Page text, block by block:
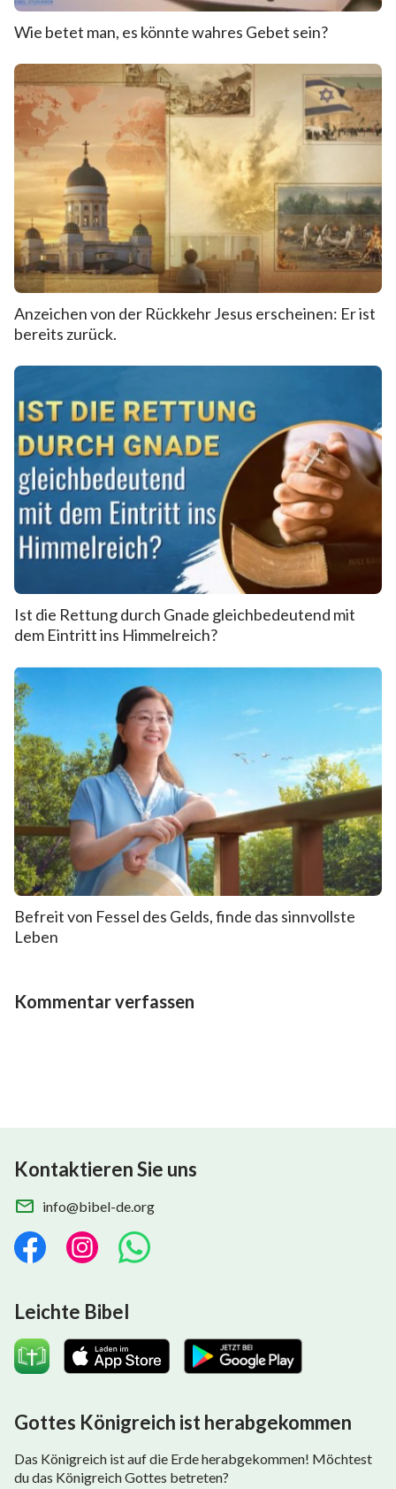
Wie betet man, es könnte wahres Gebet sein?
Anzeichen von der Rückkehr Jesus erscheinen: Er ist
bereits zurück.
Ist die Rettung durch Gnade gleichbedeutend mit
dem Eintritt ins Himmelreich?
Befreit von Fessel des Gelds, finde das sinnvollste
Leben
Kommentar verfassen
Kontaktieren Sie uns
info@bibel-de.org
Leichte Bibel
Gottes Königreich ist herabgekommen
Das Königreich ist auf die Erde herabgekommen! Möchtest
du das Königreich Gottes betreten?